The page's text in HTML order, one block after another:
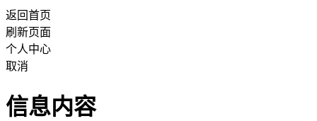
返回首页
刷新页面
个人中心
取消
信息内容